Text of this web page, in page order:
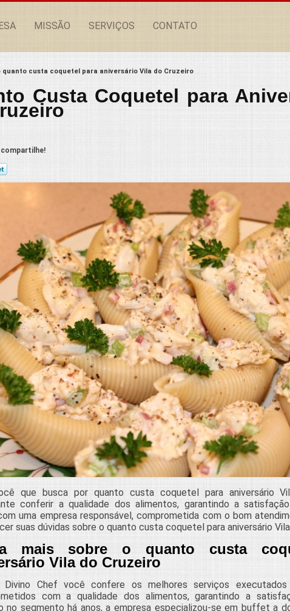
MISSÃO SERVIÇOS CONTATO
quanto custa coquetel para aniversário Vila do Cruzeiro
Custa Coquetel para
que busca por quanto custa coquetel para aniversário
conferir a qualidade dos alimentos, garantindo a
uma empresa responsável, comprometida com o bom
suas dúvidas sobre o quanto custa coquetel para aniversário
mais sobre o quanto custa
Vila do Cruzeiro
Chef você confere os melhores serviços executados
com a qualidade dos alimentos, garantindo a
no segmento há anos, a empresa especializou-se em buffet a